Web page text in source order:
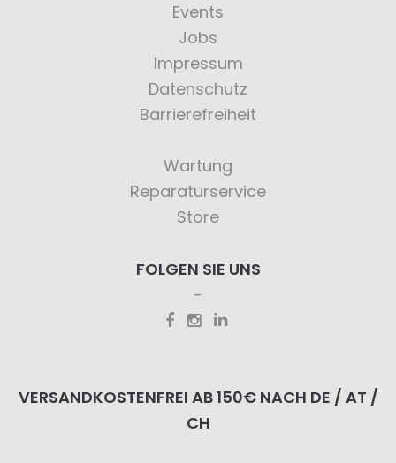
Events
Jobs
Impressum
Datenschutz
Barrierefreiheit
Wartung
Reparaturservice
Store
FOLGEN SIE UNS
VERSANDKOSTENFREI AB 150€ NACH DE / AT /
CH